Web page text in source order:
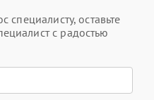
специалисту, оставьте
с радостью